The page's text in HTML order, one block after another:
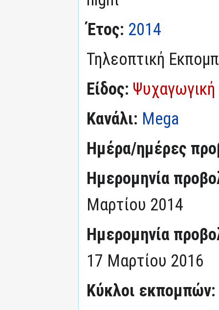
Έτος: 2014
Τηλεοπτική
Είδος: Ψυχαγωγική
Κανάλι: Mega
Ημέρα/ημέρες
Ημερομηνία
Μαρτίου 2014
Ημερομηνία
17 Μαρτίου 2016
Κύκλοι εκπομπών: